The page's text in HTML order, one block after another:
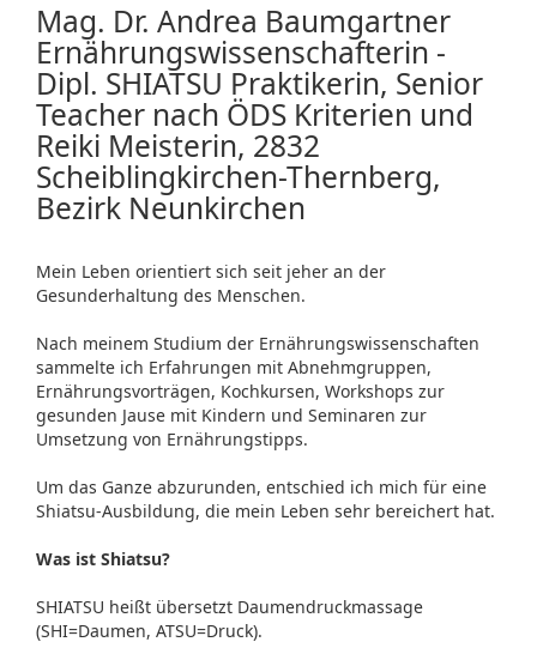
Mag. Dr. Andrea Baumgartner
Ernährungswissenschafterin -
Dipl. SHIATSU Praktikerin, Senior
Teacher nach ÖDS Kriterien und
Reiki Meisterin, 2832
Scheiblingkirchen-Thernberg,
Bezirk Neunkirchen
Mein Leben orientiert sich seit jeher an der
Gesunderhaltung des Menschen.
Nach meinem Studium der Ernährungswissenschaften
sammelte ich Erfahrungen mit Abnehmgruppen,
Ernährungsvorträgen, Kochkursen, Workshops zur
gesunden Jause mit Kindern und Seminaren zur
Umsetzung von Ernährungstipps.
Um das Ganze abzurunden, entschied ich mich für eine
Shiatsu-Ausbildung, die mein Leben sehr bereichert hat.
Was ist Shiatsu?
SHIATSU heißt übersetzt Daumendruckmassage
(SHI=Daumen, ATSU=Druck).